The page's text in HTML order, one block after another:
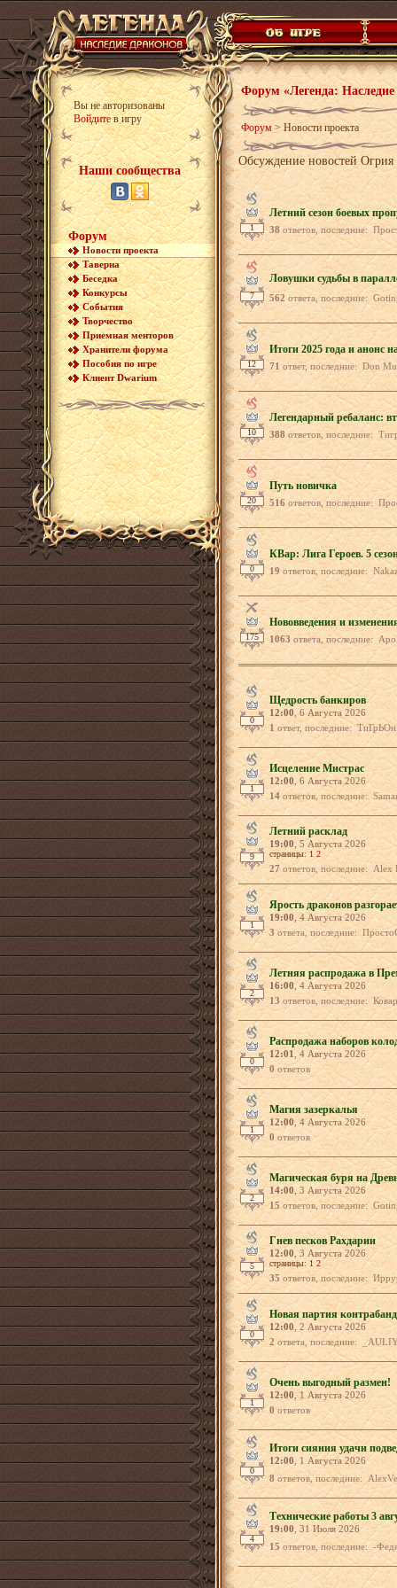
Вы не авторизованы
Войдитев игру
Наши сообщества
Форум
Новости проекта
Таверна
Беседка
Конкурсы
События
Творчество
Приемная менторов
Хранители форума
Пособия по игре
Клиент Dwarium
Форум «Легенда:
Форум > Новости проекта
Обсуждение новостей
1
Летний сезон боевых
38ответов, последние:
7
Ловушки судьбы в
562ответа, последние: Goting,
12
Итоги 2025 года и анонс
71ответ, последние: Don
10
Легендарный ребаланс:
388ответов, последние:
20
Путь новичка
516ответов, последние:
0
КВар: Лига Героев. 5
19ответов, последние: Nakazillius,
175
Нововведения и
1063ответа, последние:
0
Щедрость банкиров
12:00, 6 Августа 2026
1 ответ, последние:
1
Исцеление Мистрас
12:00, 6 Августа 2026
14ответов, последние: Samantha,
9
Летний расклад
19:00, 5 Августа 2026
страницы: 1 2
27ответов, последние: Alex Hunter,
1
Ярость драконов
19:00, 4 Августа 2026
3ответа, последние:
2
Летняя распродажа в
16:00, 4 Августа 2026
13ответов, последние:
0
Распродажа наборов
12:01, 4 Августа 2026
0ответов
1
Магия зазеркалья
12:00, 4 Августа 2026
0 ответов
2
Магическая буря на
14:00, 3 Августа 2026
15ответов, последние: Goting, _За-
5
Гнев песков Рахдарии
12:00, 3 Августа 2026
страницы: 1 2
35ответов, последние:
0
Новая партия
12:00, 2 Августа 2026
2ответа, последние:
1
Очень выгодный размен!
12:00, 1 Августа 2026
0ответов
0
Итоги сияния удачи
12:00, 1 Августа 2026
8ответов, последние:
4
Технические работы 3
19:00, 31 Июля 2026
15ответов, последние: -Федя2014-,